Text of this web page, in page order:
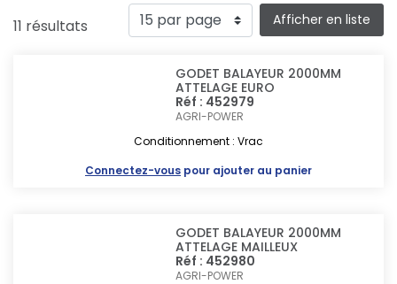
11 résultats Afficher en liste
GODET BALAYEUR 2000MM
ATTELAGE EURO
Réf : 452979
AGRI-POWER
Conditionnement : Vrac
Connectez-vous pour ajouter au panier
GODET BALAYEUR 2000MM
ATTELAGE MAILLEUX
Réf : 452980
AGRI-POWER